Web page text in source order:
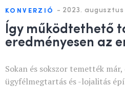
KONVERZIÓ - 2023. augusztus
Így működtethető
eredményesen az
Sokan és sokszor temették
ügyfélmegtartás és -lojalitás